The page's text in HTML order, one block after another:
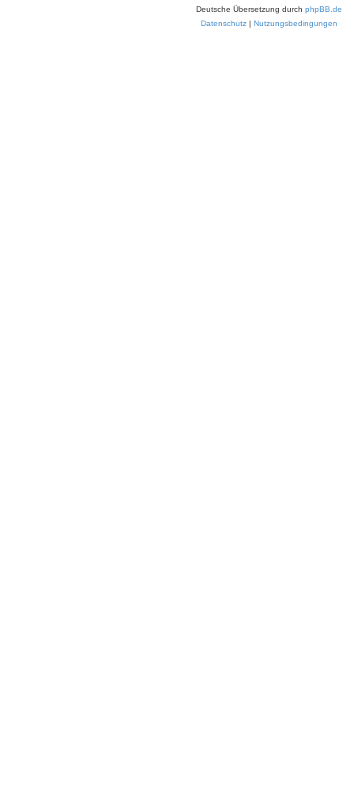
Deutsche Übersetzung durch phpBB.de
Datenschutz | Nutzungsbedingungen